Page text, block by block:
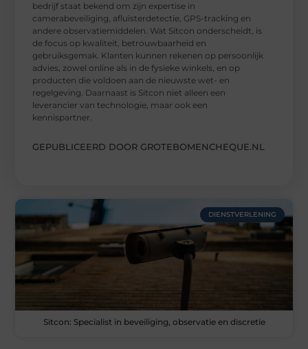
bedrijf staat bekend om zijn expertise in
camerabeveiliging, afluisterdetectie, GPS-tracking en
andere observatiemiddelen. Wat Sitcon onderscheidt, is
de focus op kwaliteit, betrouwbaarheid en
gebruiksgemak. Klanten kunnen rekenen op persoonlijk
advies, zowel online als in de fysieke winkels, en op
producten die voldoen aan de nieuwste wet- en
regelgeving. Daarnaast is Sitcon niet alleen een
leverancier van technologie, maar ook een
kennispartner.
GEPUBLICEERD DOOR GROTEBOMENCHEQUE.NL
DIENSTVERLENING
Sitcon: Specialist in beveiliging, observatie en discretie